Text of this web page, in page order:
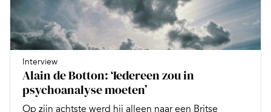
Interview
Alain de Botton: ‘Iedereen zou in
psychoanalyse moeten’
Op zijn achtste werd hij alleen naar een Britse